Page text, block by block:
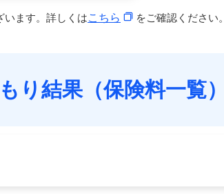
います。詳しくはこちら をご確認ください。
り結果（保険料一覧）